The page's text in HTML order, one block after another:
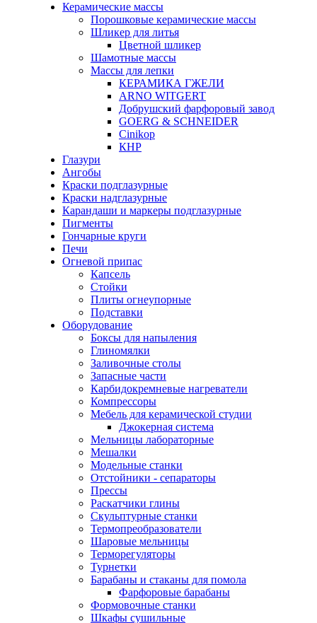
Керамические массы
Порошковые керамические массы
Шликер для литья
Цветной шликер
Шамотные массы
Массы для лепки
КЕРАМИКА ГЖЕЛИ
ARNO WITGERT
Добрушский фарфоровый завод
GOERG & SCHNEIDER
Cinikop
КНР
Глазури
Ангобы
Краски подглазурные
Краски надглазурные
Карандаши и маркеры подглазурные
Пигменты
Гончарные круги
Печи
Огневой припас
Капсель
Стойки
Плиты огнеупорные
Подставки
Оборудование
Боксы для напыления
Глиномялки
Заливочные столы
Запасные части
Карбидокремневые нагреватели
Компрессоры
Мебель для керамической студии
Джокерная система
Мельницы лабораторные
Мешалки
Модельные станки
Отстойники - сепараторы
Прессы
Раскатчики глины
Скульптурные станки
Термопреобразователи
Шаровые мельницы
Терморегуляторы
Турнетки
Барабаны и стаканы для помола
Фарфоровые барабаны
Формовочные станки
Шкафы сушильные